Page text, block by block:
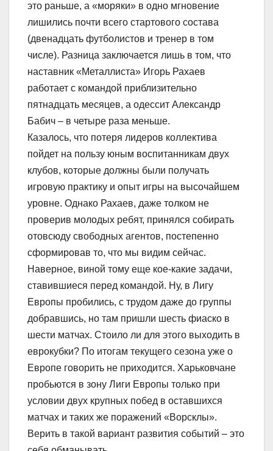
это раньше, а «моряки» в одно мгновение
лишились почти всего стартового состава
(двенадцать футболистов и тренер в том
числе). Разница заключается лишь в том, что
наставник «Металлиста» Игорь Рахаев
работает с командой приблизительно
пятнадцать месяцев, а одессит Александр
Бабич – в четыре раза меньше.
Казалось, что потеря лидеров коллектива
пойдет на пользу юным воспитанникам двух
клубов, которые должны были получать
игровую практику и опыт игры на высочайшем
уровне. Однако Рахаев, даже толком не
проверив молодых ребят, принялся собирать
отовсюду свободных агентов, постепенно
сформировав то, что мы видим сейчас.
Наверное, виной тому еще кое-какие задачи,
ставившиеся перед командой. Ну, в Лигу
Европы пробились, с трудом даже до группы
добравшись, но там пришли шесть фиаско в
шести матчах. Стоило ли для этого выходить в
еврокубки? По итогам текущего сезона уже о
Европе говорить не приходится. Харьковчане
пробьются в зону Лиги Европы только при
условии двух крупных побед в оставшихся
матчах и таких же поражений «Ворсклы».
Верить в такой вариант развития событий – это